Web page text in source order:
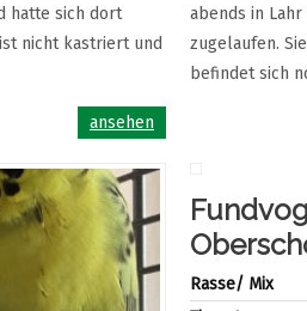
hatte sich dort
nicht kastriert und
ansehen
abends in
zugelaufen.
befindet sich
Rasse/ Mix